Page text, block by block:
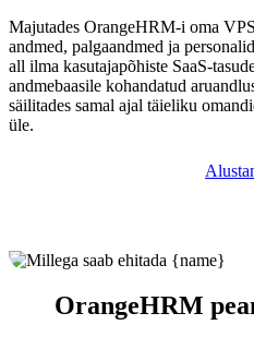
Majutades OrangeHRM-i oma
andmed, palgaandmed ja
all ilma kasutajapõhiste SaaS-
andmebaasile kohandatud
säilitades samal ajal täieliku
üle.
OrangeHRM